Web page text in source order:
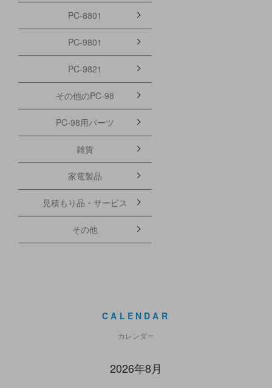
PC-8801
PC-9801
PC-9821
その他のPC-98
PC-98用パーツ
雑貨
家電製品
見積もり品・サービス
その他
CALENDAR
カレンダー
2026年8月